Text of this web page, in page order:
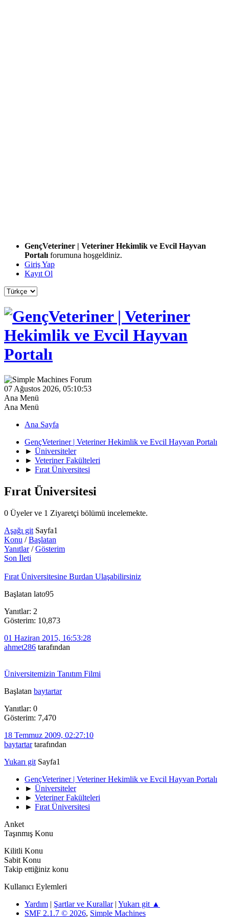
GençVeteriner | Veteriner Hekimlik ve Evcil Hayvan
Portalı forumuna hoşgeldiniz.
Giriş Yap
Kayıt Ol
07 Ağustos 2026, 05:10:53
Ana Menü
Ana Menü
Ana Sayfa
GençVeteriner | Veteriner Hekimlik ve Evcil Hayvan Portalı
► Üniversiteler
► Veteriner Fakülteleri
► Fırat Üniversitesi
Fırat Üniversitesi
0 Üyeler ve 1 Ziyaretçi bölümü incelemekte.
Aşağı git Sayfa1
Konu /Başlatan
Yanıtlar/Gösterim
Son İleti
Fırat Üniversitesine Burdan Ulaşabilirsiniz
Başlatan lato95
Yanıtlar: 2
Gösterim: 10,873
01 Haziran 2015, 16:53:28
ahmet286 tarafından
Üniversitemizin Tanıtım Filmi
Başlatan baytartar
Yanıtlar: 0
Gösterim: 7,470
18 Temmuz 2009, 02:27:10
baytartartarafından
Yukarı git Sayfa1
GençVeteriner | Veteriner Hekimlik ve Evcil Hayvan Portalı
► Üniversiteler
► Veteriner Fakülteleri
► Fırat Üniversitesi
Anket
Taşınmış Konu
Kilitli Konu
Sabit Konu
Takip ettiğiniz konu
Kullanıcı Eylemleri
Yardım | Şartlar ve Kurallar| Yukarı git ▲
SMF 2.1.7 © 2026, Simple Machines